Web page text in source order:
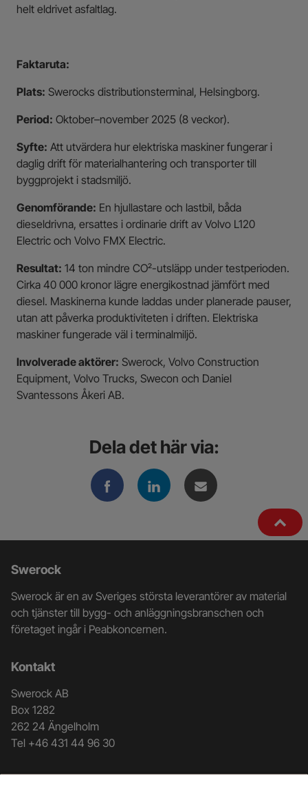
helt eldrivet asfaltlag.
Faktaruta:
Plats: Swerocks distributionsterminal, Helsingborg.
Period: Oktober–november 2025 (8 veckor).
Syfte: Att utvärdera hur elektriska maskiner fungerar i
daglig drift för materialhantering och transporter till
byggprojekt i stadsmiljö.
Genomförande: En hjullastare och lastbil, båda
dieseldrivna, ersattes i ordinarie drift av Volvo L120
Electric och Volvo FMX Electric.
Resultat: 14 ton mindre CO₂-utsläpp under testperioden.
Cirka 40 000 kronor lägre energikostnad jämfört med
diesel. Maskinerna kunde laddas under planerade pauser,
utan att påverka produktiviteten i driften. Elektriska
maskiner fungerade väl i terminalmiljö.
Involverade aktörer: Swerock, Volvo Construction
Equipment, Volvo Trucks, Swecon och Daniel
Svantessons Åkeri AB.
Dela det här via:
Ytterligare
information
och
kontaktuppgifter
Swerock
Swerock är en av Sveriges största leverantörer av material
och tjänster till bygg- och anläggningsbranschen och
företaget ingår i Peabkoncernen.
Kontakt
Swerock AB
Box 1282
262 24 Ängelholm
Tel +46 431 44 96 30